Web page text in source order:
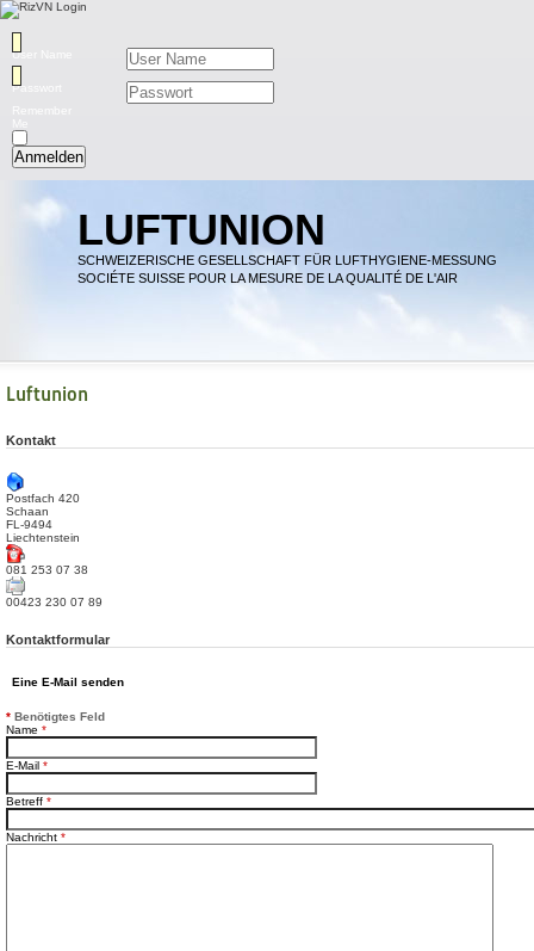
User Name
Passwort
Remember
Me
Anmelden
LUFTUNION
SCHWEIZERISCHE GESELLSCHAFT FÜR LUFTHYGIENE-MESSUNG
SOCIÉTE SUISSE POUR LA MESURE DE LA QUALITÉ DE L'AIR
Luftunion
Kontakt
Postfach 420
Schaan
FL-9494
Liechtenstein
081 253 07 38
00423 230 07 89
Kontaktformular
Eine E-Mail senden
* Benötigtes Feld
Name *
E-Mail *
Betreff *
Nachricht *